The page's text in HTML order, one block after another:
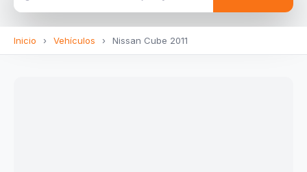
Inicio › Vehículos › Nissan Cube 2011